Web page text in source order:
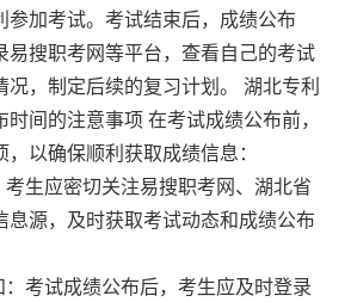
参加考试。考试结束后，成绩公布
易搜职考网等平台，查看自己的考试
况，制定后续的复习计划。 湖北专利
间的注意事项 在考试成绩公布前，
以确保顺利获取成绩信息：
生应密切关注易搜职考网、湖北省
息源，及时获取考试动态和成绩公布
考试成绩公布后，考生应及时登录